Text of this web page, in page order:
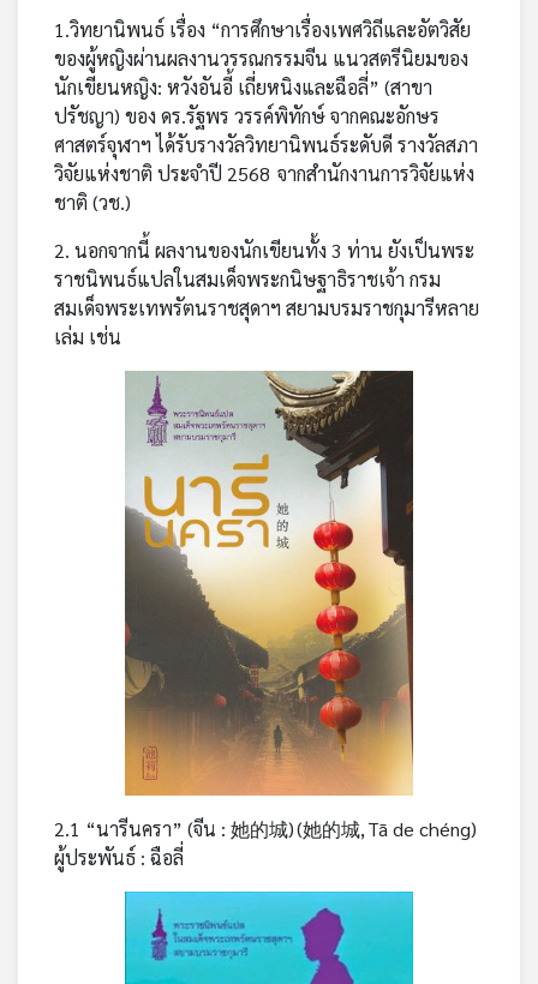
1.วิทยานิพนธ์ เรื่อง “การศึกษาเรื่องเพศวิถีและอัตวิสัย
ของผู้หญิงผ่านผลงานวรรณกรรมจีน แนวสตรีนิยมของ
นักเขียนหญิง: หวังอันอี้ เถี่ยหนิงและฉือลี่” (สาขา
ปรัชญา) ของ ดร.รัฐพร วรรค์พิทักษ์ จากคณะอักษร
ศาสตร์จุฬาฯ ได้รับรางวัลวิทยานิพนธ์ระดับดี รางวัลสภา
วิจัยแห่งชาติ ประจำปี 2568 จากสำนักงานการวิจัยแห่ง
ชาติ (วช.)
2. นอกจากนี้ ผลงานของนักเขียนทั้ง 3 ท่าน ยังเป็นพระ
ราชนิพนธ์แปลในสมเด็จพระกนิษฐาธิราชเจ้า กรม
สมเด็จพระเทพรัตนราชสุดาฯ สยามบรมราชกุมารีหลาย
เล่ม เช่น
2.1 “นารีนครา” (จีน : 她的城) (她的城, Tā de chéng)
ผู้ประพันธ์ : ฉือลี่